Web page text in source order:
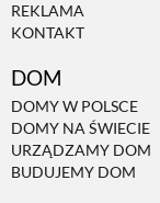
REKLAMA
KONTAKT
DOM
DOMY W POLSCE
DOMY NA ŚWIECIE
URZĄDZAMY DOM
BUDUJEMY DOM